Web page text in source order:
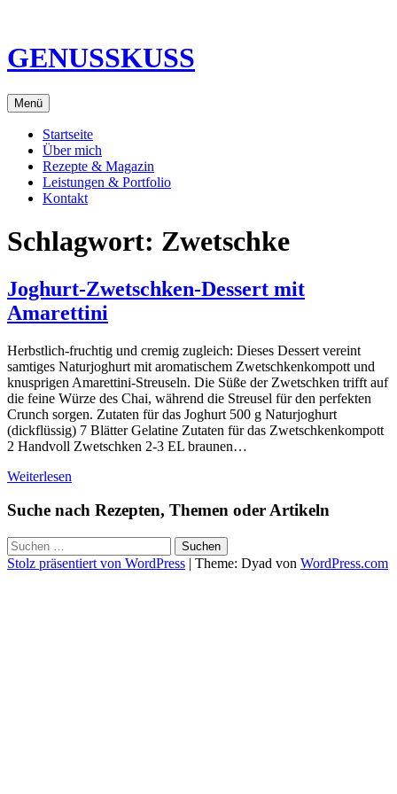
Inhalt
GENUSSKUSS
Menü
Startseite
Über mich
Rezepte & Magazin
Leistungen & Portfolio
Kontakt
Schlagwort: Zwetschke
Joghurt-Zwetschken-Dessert mit
Amarettini
Herbstlich-fruchtig und cremig zugleich: Dieses Dessert vereint
samtiges Naturjoghurt mit aromatischem Zwetschkenkompott und
knusprigen Amarettini-Streuseln. Die Süße der Zwetschken trifft auf
die feine Würze des Chai, während die Streusel für den perfekten
Crunch sorgen. Zutaten für das Joghurt 500 g Naturjoghurt
(dickflüssig) 7 Blätter Gelatine Zutaten für das Zwetschkenkompott
2 Handvoll Zwetschken 2-3 EL braunen…
Weiterlesen
Suche nach Rezepten, Themen oder Artikeln
Suchen
nach:
Stolz präsentiert von WordPress | Theme: Dyad von WordPress.com